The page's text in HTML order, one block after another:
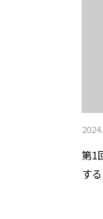
第1
す